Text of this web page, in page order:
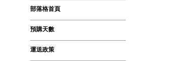
部落格首頁
預購天數
運送政策